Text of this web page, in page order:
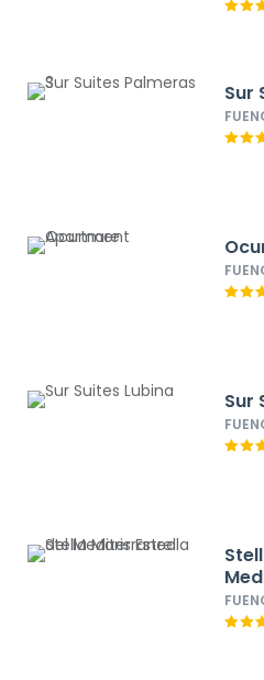
Sur
Sur
Stella